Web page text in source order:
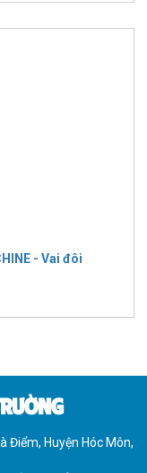
- Vai đôi
Điểm, Huyện Hóc Môn,